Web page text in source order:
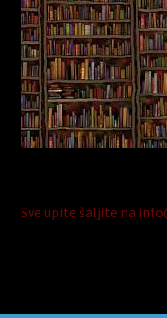
Sve upite šaljite na